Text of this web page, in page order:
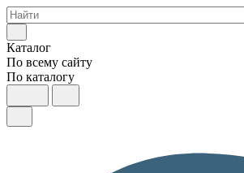
Каталог
По всему сайту
По каталогу